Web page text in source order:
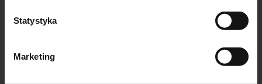
Statystyka
Marketing
Pokoje
Przejdź do karty mieszkania